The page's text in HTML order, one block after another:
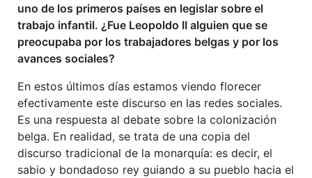
uno de los primeros países en legislar sobre el
trabajo infantil. ¿Fue Leopoldo II alguien que se
preocupaba por los trabajadores belgas y por los
avances sociales?
En estos últimos días estamos viendo florecer
efectivamente este discurso en las redes sociales.
Es una respuesta al debate sobre la colonización
belga. En realidad, se trata de una copia del
discurso tradicional de la monarquía: es decir, el
sabio y bondadoso rey guiando a su pueblo hacia el